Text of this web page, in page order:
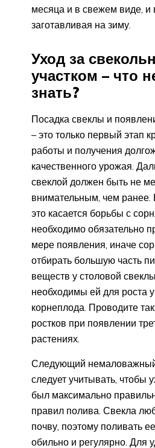
месяца и в свежем виде, и
заготавливая на зиму.
Уход за
участком – что
знать?
Посадка свеклы и
– это только первый этап
работы и получения
качественного урожая.
свеклой должен быть не
внимательным, чем
это касается борьбы с
необходимо обязательно
мере появления, иначе
отбирать большую часть
веществ у столовой
необходимы ей для роста
корнеплода. Проводите
ростков при появлении
растениях.
Следующий
следует учитывать, чтобы
был максимально
правил полива. Свекла
почву, поэтому поливать
обильно и регулярно. Для